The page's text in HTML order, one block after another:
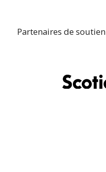
Partenaires de soutien